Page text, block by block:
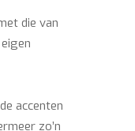
die van
accenten
zo’n